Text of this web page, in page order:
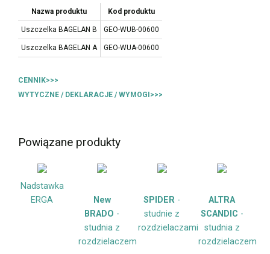
Nazwa produktu Kod produktu
Uszczelka BAGELAN B GEO-WUB-00600
Uszczelka BAGELAN A GEO-WUA-00600
CENNIK>>>
WYTYCZNE / DEKLARACJE / WYMOGI>>>
Powiązane produkty
Nadstawka
ERGA
New
BRADO -
studnia z
rozdzielaczem
SPIDER -
studnie z
rozdzielaczami
ALTRA
SCANDIC -
studnia z
rozdzielaczem